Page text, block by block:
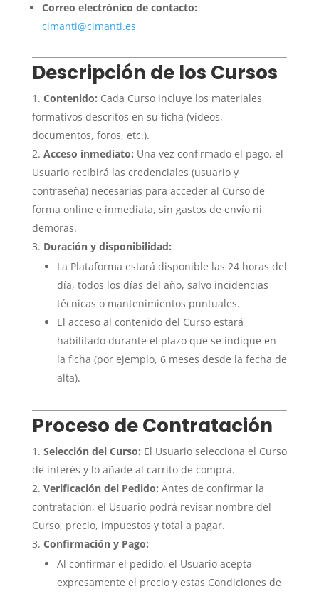
Correo electrónico de contacto:
cimanti@cimanti.es
Descripción de los Cursos
Contenido: Cada Curso incluye los materiales
formativos descritos en su ficha (vídeos,
documentos, foros, etc.).
Acceso inmediato: Una vez confirmado el pago, el
Usuario recibirá las credenciales (usuario y
contraseña) necesarias para acceder al Curso de
forma online e inmediata, sin gastos de envío ni
demoras.
Duración y disponibilidad:
La Plataforma estará disponible las 24 horas del
día, todos los días del año, salvo incidencias
técnicas o mantenimientos puntuales.
El acceso al contenido del Curso estará
habilitado durante el plazo que se indique en
la ficha (por ejemplo, 6 meses desde la fecha de
alta).
Proceso de Contratación
Selección del Curso: El Usuario selecciona el Curso
de interés y lo añade al carrito de compra.
Verificación del Pedido: Antes de confirmar la
contratación, el Usuario podrá revisar nombre del
Curso, precio, impuestos y total a pagar.
Confirmación y Pago:
Al confirmar el pedido, el Usuario acepta
expresamente el precio y estas Condiciones de